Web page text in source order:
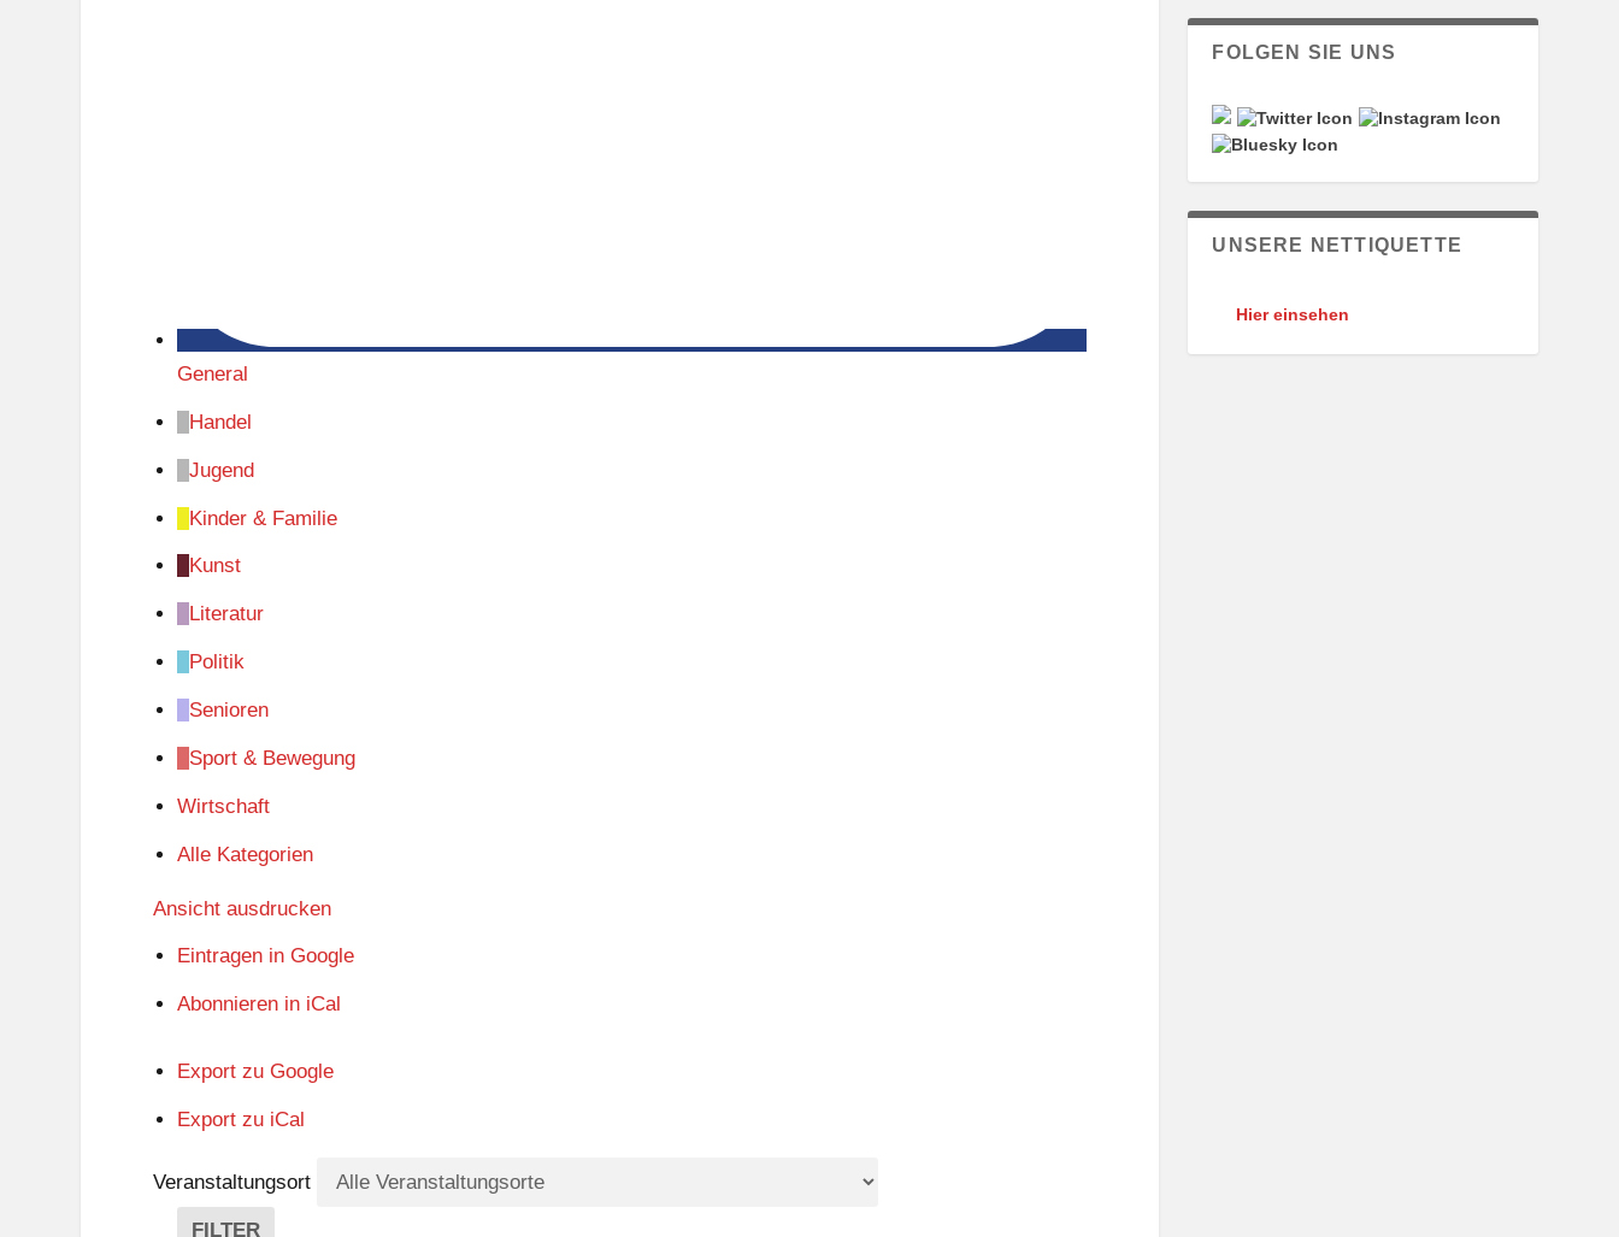
General
Handel
Jugend
Kinder & Familie
Kunst
Literatur
Politik
Senioren
Sport & Bewegung
Wirtschaft
Alle Kategorien
Ansicht ausdrucken
Eintragen in Google
Abonnieren in iCal
Export zu Google
Export zu iCal
Veranstaltungsort
FILTER
FOLGEN SIE UNS
UNSERE NETTIQUETTE
Hier einsehen